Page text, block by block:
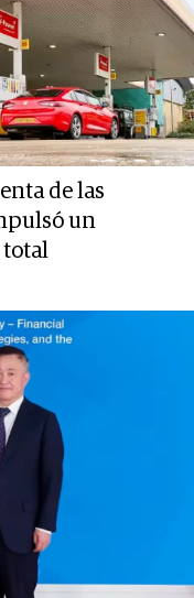
de las
un
total